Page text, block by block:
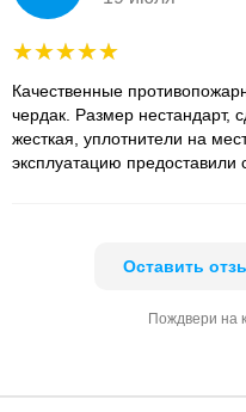
Качественные
чердак. Размер нестандарт,
жесткая, уплотнители на
эксплуатацию предоставили
Оставить
Пождвери на